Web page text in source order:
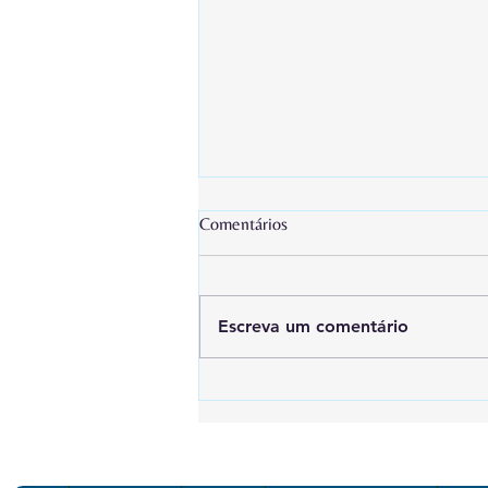
Comentários
Escreva um comentário